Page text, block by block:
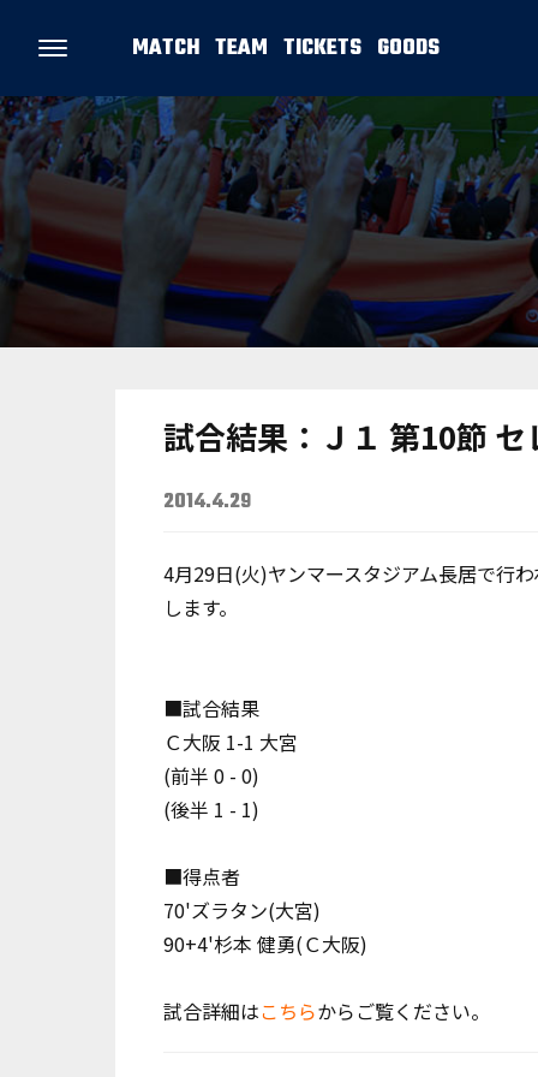
MATCH TEAM TICKETS GOODS
試合結果：Ｊ１ 第10節
2014.4.29
4月29日(火)ヤンマースタジアム長居で行
します。
■試合結果
Ｃ大阪 1-1 大宮
(前半 0 - 0)
(後半 1 - 1)
■得点者
70'ズラタン(大宮)
90+4'杉本 健勇(Ｃ大阪)
試合詳細はこちらからご覧ください。